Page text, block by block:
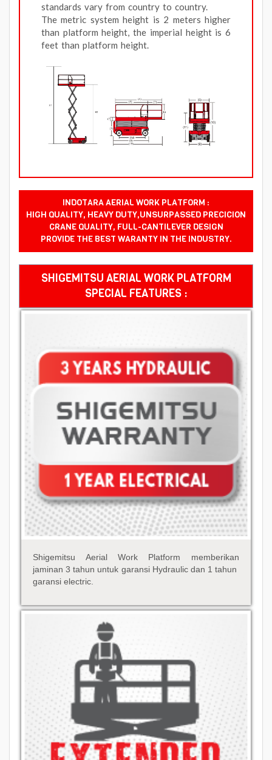
standards vary from country to country.
The metric system height is 2 meters higher
than platform height, the imperial height is 6
feet than platform height.
INDOTARA AERIAL WORK PLATFORM :
HIGH QUALITY, HEAVY DUTY,UNSURPASSED PRECICION
CRANE QUALITY, FULL-CANTILEVER DESIGN
PROVIDE THE BEST WARANTY IN THE INDUSTRY.
SHIGEMITSU AERIAL WORK PLATFORM
SPECIAL FEATURES :
Shigemitsu Aerial Work Platform memberikan
jaminan 3 tahun untuk garansi Hydraulic dan 1 tahun
garansi electric.